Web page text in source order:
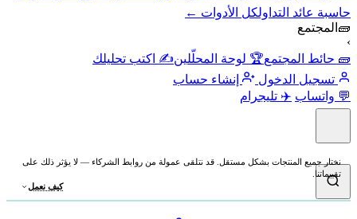
حاسبة عائد التداولكل الأدوات ←
🧱 المجتمع
›
🧱 حائط المجتمع🏆 لوحة المحلّلين✍️ اكتب تحليلك
تسجيل الدخول
إنشاء حساب
💬 واتساب ✈️ تليجرام
نختار جميع المنتجات بشكل مستقل. قد نتلقى عمولة من روابط الشركاء — لا يؤثر ذلك على
تقييماتنا.
كيف نعمل